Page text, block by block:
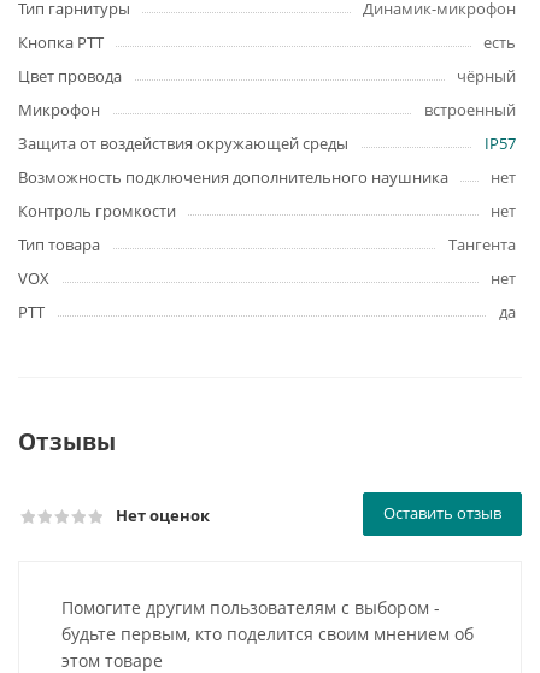
Тип гарнитуры
Динамик-микрофон
Кнопка PTT
есть
Цвет провода
чёрный
Микрофон
встроенный
Защита от воздействия окружающей среды
IP57
Возможность подключения дополнительного наушника
нет
Контроль громкости
нет
Тип товара
Тангента
VOX
нет
PTT
да
Отзывы
Нет оценок Оставить отзыв
Помогите другим пользователям с выбором -
будьте первым, кто поделится своим мнением об
этом товаре